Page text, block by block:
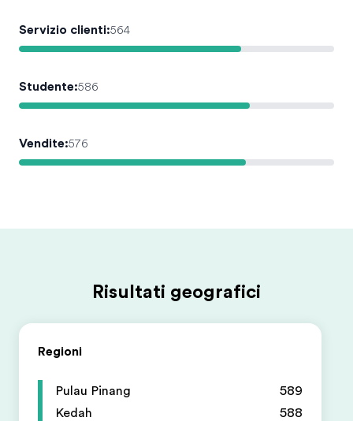
Servizio clienti:564
Studente:586
Vendite:576
Risultati geografici
Regioni
Pulau Pinang
589
Kedah
588